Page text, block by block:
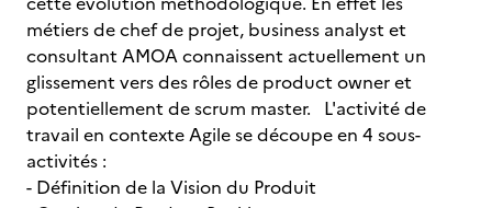
métiers de chef de projet, business analyst et
consultant AMOA connaissent actuellement un
glissement vers des rôles de product owner et
potentiellement de scrum master. L'activité de
travail en contexte Agile se découpe en 4 sous-
activités :
- Définition de la Vision du Produit